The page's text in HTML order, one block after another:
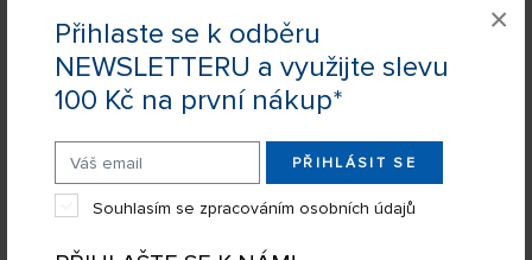
Přihlaste se k odběru
NEWSLETTERU a využijte slevu
100 Kč na první nákup*
PŘIHLÁSIT SE
Souhlasím se zpracováním osobních údajů
×
Lepidlo na plastikové modely Revell Contacta
Professional (25 g)